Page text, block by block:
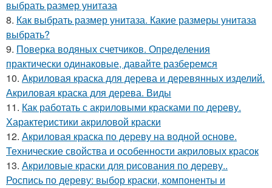
выбрать размер унитаза
8. Как выбрать размер унитаза. Какие размеры унитаза
выбрать?
9. Поверка водяных счетчиков. Определения
практически одинаковые, давайте разберемся
10. Акриловая краска для дерева и деревянных изделий.
Акриловая краска для дерева. Виды
11. Как работать с акриловыми красками по дереву.
Характеристики акриловой краски
12. Акриловая краска по дереву на водной основе.
Технические свойства и особенности акриловых красок
13. Акриловые краски для рисования по дереву..
Роспись по дереву: выбор краски, компоненты и